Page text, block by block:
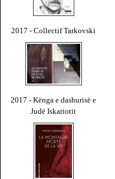
2017 - Collectif Tarkovski
2017 - Kënga e dashurisë e
Judë Iskariotit